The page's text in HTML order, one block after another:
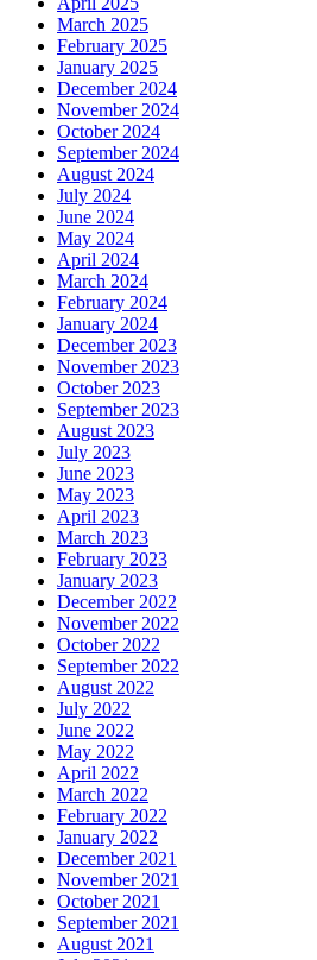
March 2025
February 2025
January 2025
December 2024
November 2024
October 2024
September 2024
August 2024
July 2024
June 2024
May 2024
April 2024
March 2024
February 2024
January 2024
December 2023
November 2023
October 2023
September 2023
August 2023
July 2023
June 2023
May 2023
April 2023
March 2023
February 2023
January 2023
December 2022
November 2022
October 2022
September 2022
August 2022
July 2022
June 2022
May 2022
April 2022
March 2022
February 2022
January 2022
December 2021
November 2021
October 2021
September 2021
August 2021